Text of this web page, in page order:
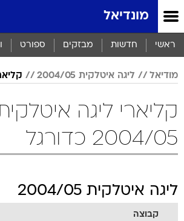
מונדיאל
ראשי חדשות מבזקים ספורט
מודיאל ליגה איטלקית 2004/05
קליארי ליגה
2004/05 כדורגל
ליגה איטלקית 2004/05
קבוצה